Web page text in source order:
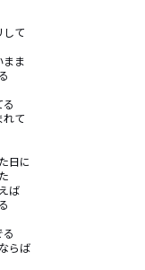
して
まま
れて
日に
ば
らば